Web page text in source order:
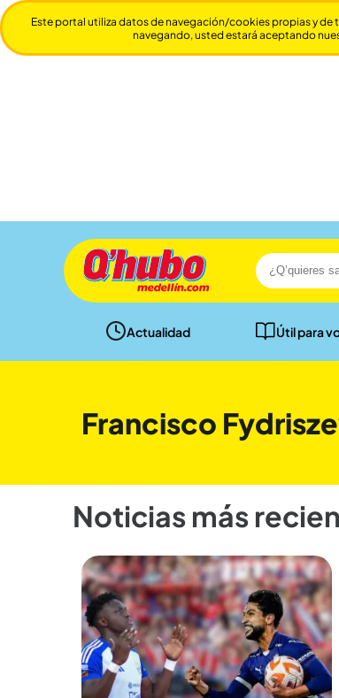
Actualidad Útil para
Francisco
Noticias más
Este portal utiliza datos de navegación/cookies propias y
navegando, usted estará aceptando